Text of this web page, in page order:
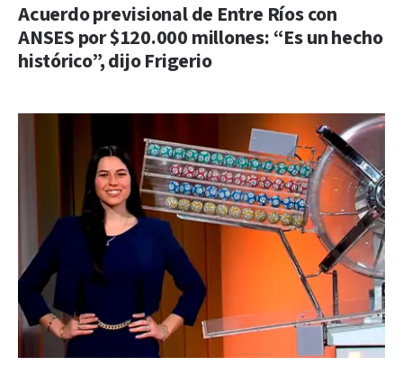
Acuerdo previsional de Entre Ríos con
ANSES por $120.000 millones: “Es un hecho
histórico”, dijo Frigerio